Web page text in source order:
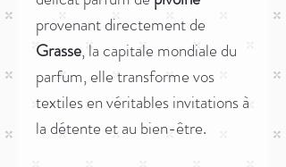
provenant directement de
Grasse, la capitale mondiale du
parfum, elle transforme vos
textiles en véritables invitations à
la détente et au bien-être.